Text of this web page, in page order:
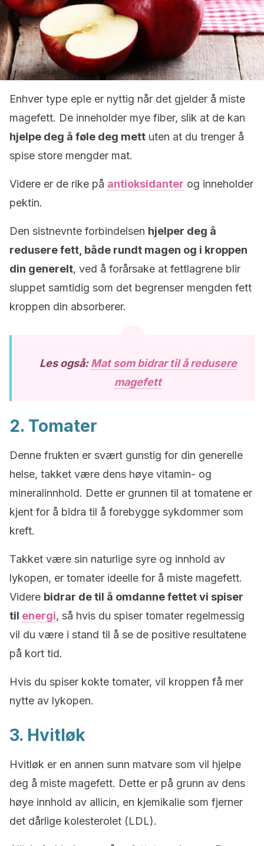
Enhver type eple er nyttig når det gjelder å miste
magefett. De inneholder mye fiber, slik at de kan
hjelpe deg å føle deg mett uten at du trenger å
spise store mengder mat.
Videre er de rike på antioksidanter og inneholder
pektin.
Den sistnevnte forbindelsen hjelper deg å
redusere fett, både rundt magen og i kroppen
din generelt, ved å forårsake at fettlagrene blir
sluppet samtidig som det begrenser mengden fett
kroppen din absorberer.
Les også:Mat som bidrar til å redusere
magefett
2. Tomater
Denne frukten er svært gunstig for din generelle
helse, takket være dens høye vitamin- og
mineralinnhold. Dette er grunnen til at tomatene er
kjent for å bidra til å forebygge sykdommer som
kreft.
Takket være sin naturlige syre og innhold av
lykopen, er tomater ideelle for å miste magefett.
Videre bidrar de til å omdanne fettet vi spiser
til energi, så hvis du spiser tomater regelmessig
vil du være i stand til å se de positive resultatene
på kort tid.
Hvis du spiser kokte tomater, vil kroppen få mer
nytte av lykopen.
3. Hvitløk
Hvitløk er en annen sunn matvare som vil hjelpe
deg å miste magefett. Dette er på grunn av dens
høye innhold av allicin, en kjemikalie som fjerner
det dårlige kolesterolet (LDL).